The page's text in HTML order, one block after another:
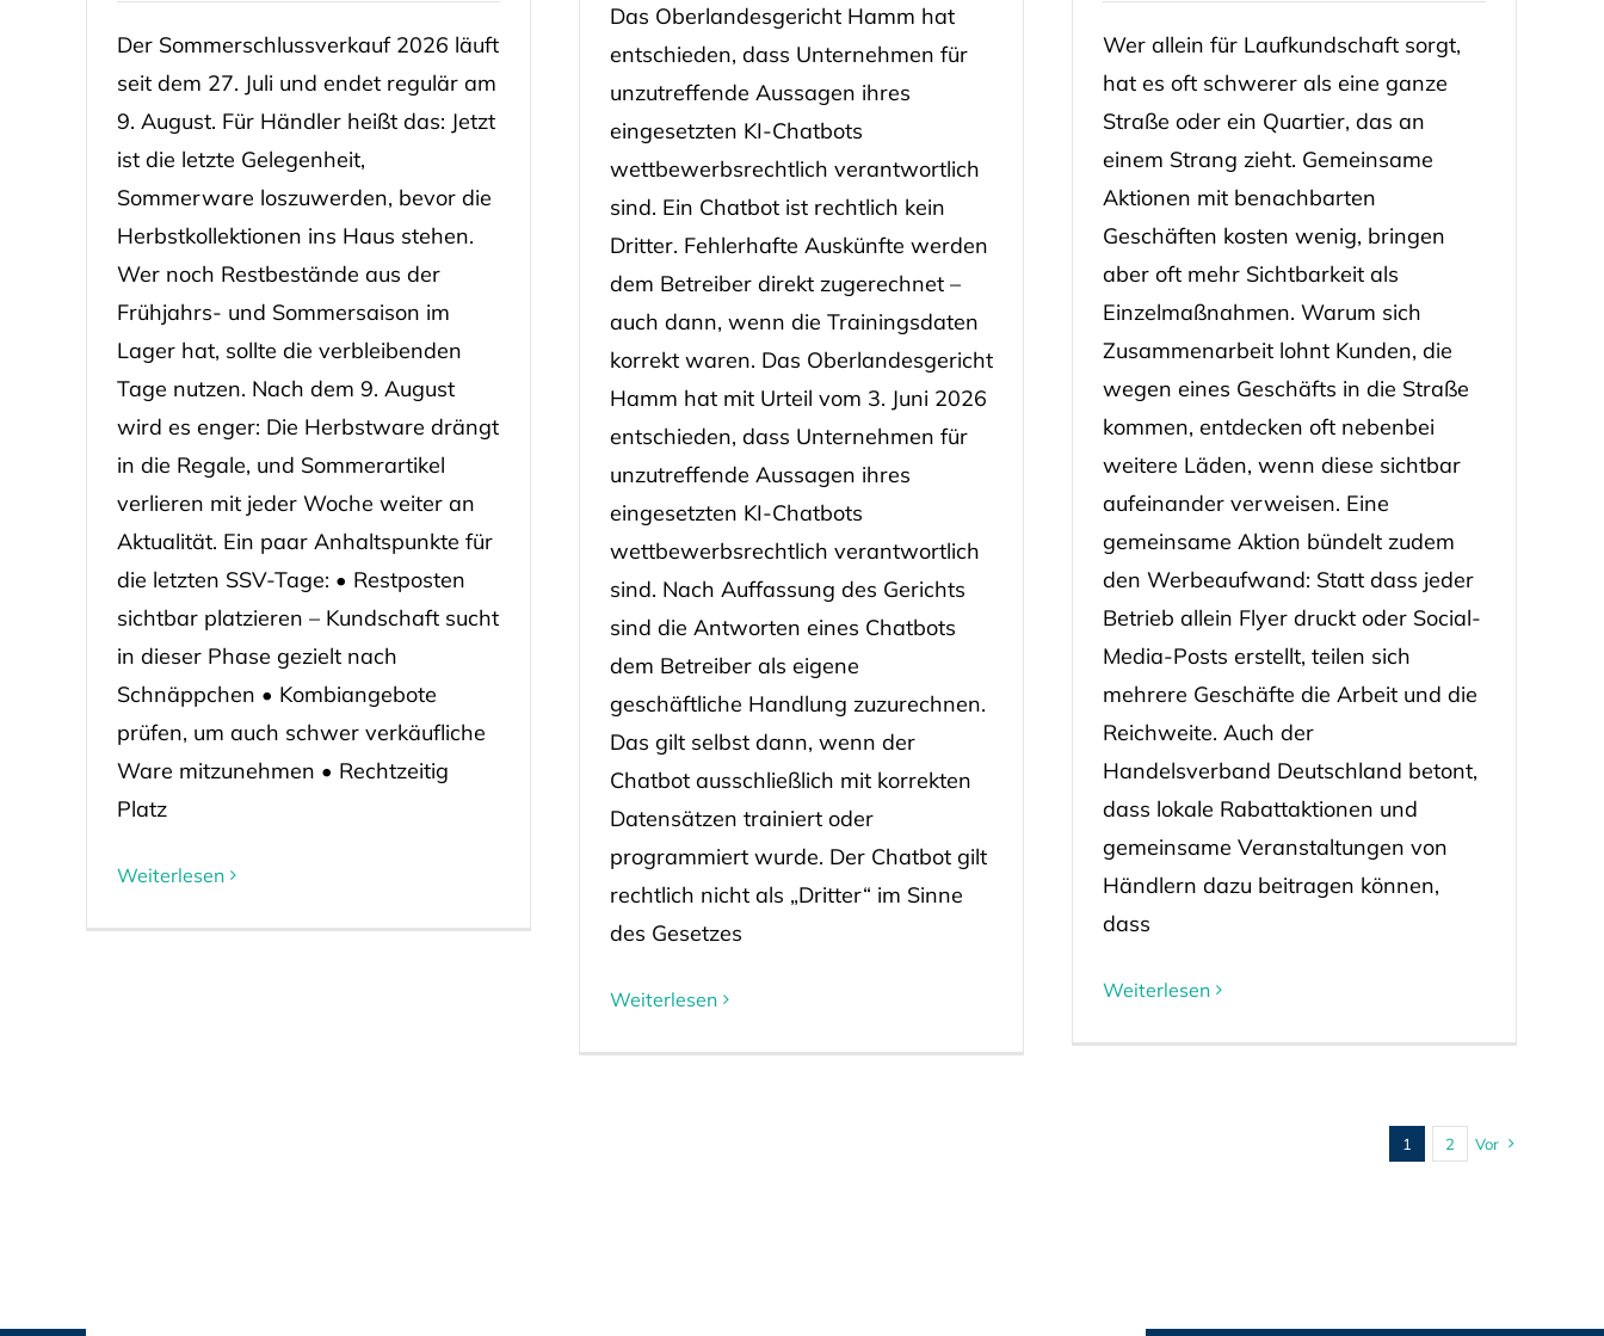
Der Sommerschlussverkauf 2026 läuft
seit dem 27. Juli und endet regulär am
9. August. Für Händler heißt das: Jetzt
ist die letzte Gelegenheit,
Sommerware loszuwerden, bevor die
Herbstkollektionen ins Haus stehen.
Wer noch Restbestände aus der
Frühjahrs- und Sommersaison im
Lager hat, sollte die verbleibenden
Tage nutzen. Nach dem 9. August
wird es enger: Die Herbstware drängt
in die Regale, und Sommerartikel
verlieren mit jeder Woche weiter an
Aktualität. Ein paar Anhaltspunkte für
die letzten SSV-Tage: • Restposten
sichtbar platzieren – Kundschaft sucht
in dieser Phase gezielt nach
Schnäppchen • Kombiangebote
prüfen, um auch schwer verkäufliche
Ware mitzunehmen • Rechtzeitig
Platz
Weiterlesen
Das Oberlandesgericht Hamm hat
entschieden, dass Unternehmen für
unzutreffende Aussagen ihres
eingesetzten KI-Chatbots
wettbewerbsrechtlich verantwortlich
sind. Ein Chatbot ist rechtlich kein
Dritter. Fehlerhafte Auskünfte werden
dem Betreiber direkt zugerechnet –
auch dann, wenn die Trainingsdaten
korrekt waren. Das Oberlandesgericht
Hamm hat mit Urteil vom 3. Juni 2026
entschieden, dass Unternehmen für
unzutreffende Aussagen ihres
eingesetzten KI-Chatbots
wettbewerbsrechtlich verantwortlich
sind. Nach Auffassung des Gerichts
sind die Antworten eines Chatbots
dem Betreiber als eigene
geschäftliche Handlung zuzurechnen.
Das gilt selbst dann, wenn der
Chatbot ausschließlich mit korrekten
Datensätzen trainiert oder
programmiert wurde. Der Chatbot gilt
rechtlich nicht als „Dritter“ im Sinne
des Gesetzes
Weiterlesen
Wer allein für Laufkundschaft sorgt,
hat es oft schwerer als eine ganze
Straße oder ein Quartier, das an
einem Strang zieht. Gemeinsame
Aktionen mit benachbarten
Geschäften kosten wenig, bringen
aber oft mehr Sichtbarkeit als
Einzelmaßnahmen. Warum sich
Zusammenarbeit lohnt Kunden, die
wegen eines Geschäfts in die Straße
kommen, entdecken oft nebenbei
weitere Läden, wenn diese sichtbar
aufeinander verweisen. Eine
gemeinsame Aktion bündelt zudem
den Werbeaufwand: Statt dass jeder
Betrieb allein Flyer druckt oder Social-
Media-Posts erstellt, teilen sich
mehrere Geschäfte die Arbeit und die
Reichweite. Auch der
Handelsverband Deutschland betont,
dass lokale Rabattaktionen und
gemeinsame Veranstaltungen von
Händlern dazu beitragen können,
dass
Weiterlesen
1 2 Vor